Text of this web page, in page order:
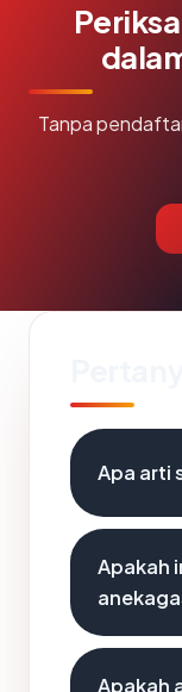
Tanpa
Apa arti
Apakah
Apakah